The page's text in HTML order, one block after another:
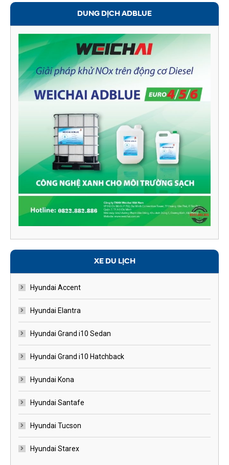
DUNG DỊCH ADBLUE
XE DU LỊCH
Hyundai Accent
Hyundai Elantra
Hyundai Grand i10 Sedan
Hyundai Grand i10 Hatchback
Hyundai Kona
Hyundai Santafe
Hyundai Tucson
Hyundai Starex